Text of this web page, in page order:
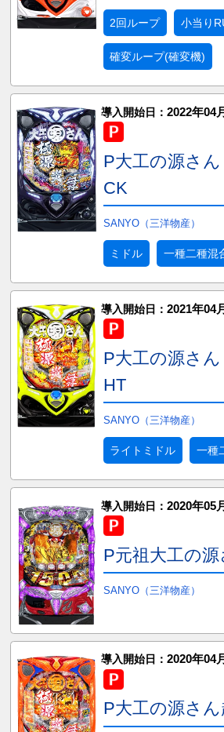
2回ループ 小当り
確変ループ(確変機)
導入開始日： 2022年04
P大工の源さ
CK
SANYO（三洋物産）
ミドル 一種二種混
導入開始日： 2021年04
P大工の源さ
HT
SANYO（三洋物産）
ライトミドル 一種
導入開始日： 2020年05
P元祖大工の
SANYO（三洋物産）
導入開始日： 2020年04
P大工の源さ